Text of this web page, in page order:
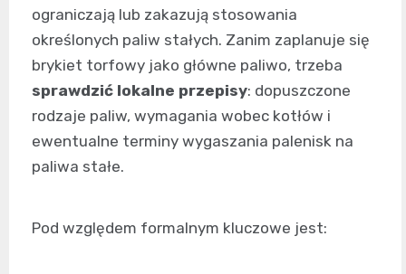
ograniczają lub zakazują stosowania
określonych paliw stałych. Zanim zaplanuje się
brykiet torfowy jako główne paliwo, trzeba
sprawdzić lokalne przepisy: dopuszczone
rodzaje paliw, wymagania wobec kotłów i
ewentualne terminy wygaszania palenisk na
paliwa stałe.
Pod względem formalnym kluczowe jest: